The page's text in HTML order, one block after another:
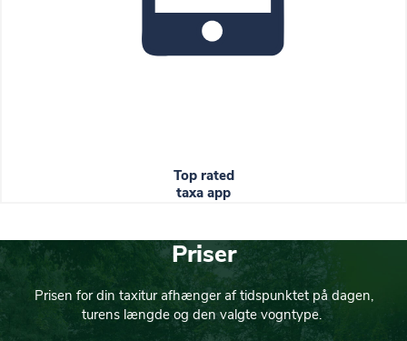
Top rated
taxa app
Priser
Prisen for din taxitur afhænger af tidspunktet på dagen,
turens længde og den valgte vogntype.